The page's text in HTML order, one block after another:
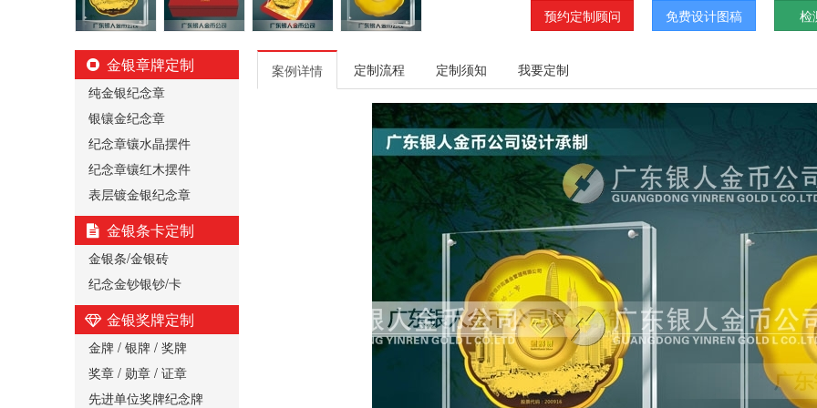
预约定制顾问 免费设计图稿 检
金银章牌定制
纯金银纪念章
银镶金纪念章
纪念章镶水晶摆件
纪念章镶红木摆件
表层镀金银纪念章
金银条卡定制
金银条/金银砖
纪念金钞银钞/卡
金银奖牌定制
金牌 / 银牌 / 奖牌
奖章 / 勋章 / 证章
先进单位奖牌纪念牌
案例详情 定制流程 定制须知 我要定制